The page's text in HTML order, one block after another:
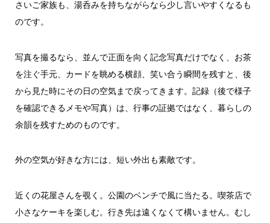
さいご家族も、湯呑みを持ちながらなら少し言いやすくなるも
のです。
写真を撮るなら、並んで正面を向く記念写真だけでなく、お茶
を注ぐ手元、カードを眺める横顔、笑い合う瞬間を残すと、後
から見た時にその日の空気まで戻ってきます。記録（後で様子
を確認できるメモや写真）は、行事の証拠ではなく、暮らしの
余韻を残すためのものです。
外の空気が好きな方には、短い外出も素敵です。
近くの花屋さんを覗く。公園のベンチで風に当たる。喫茶店で
小さなケーキを楽しむ。行き先は遠くなくて構いません。むし